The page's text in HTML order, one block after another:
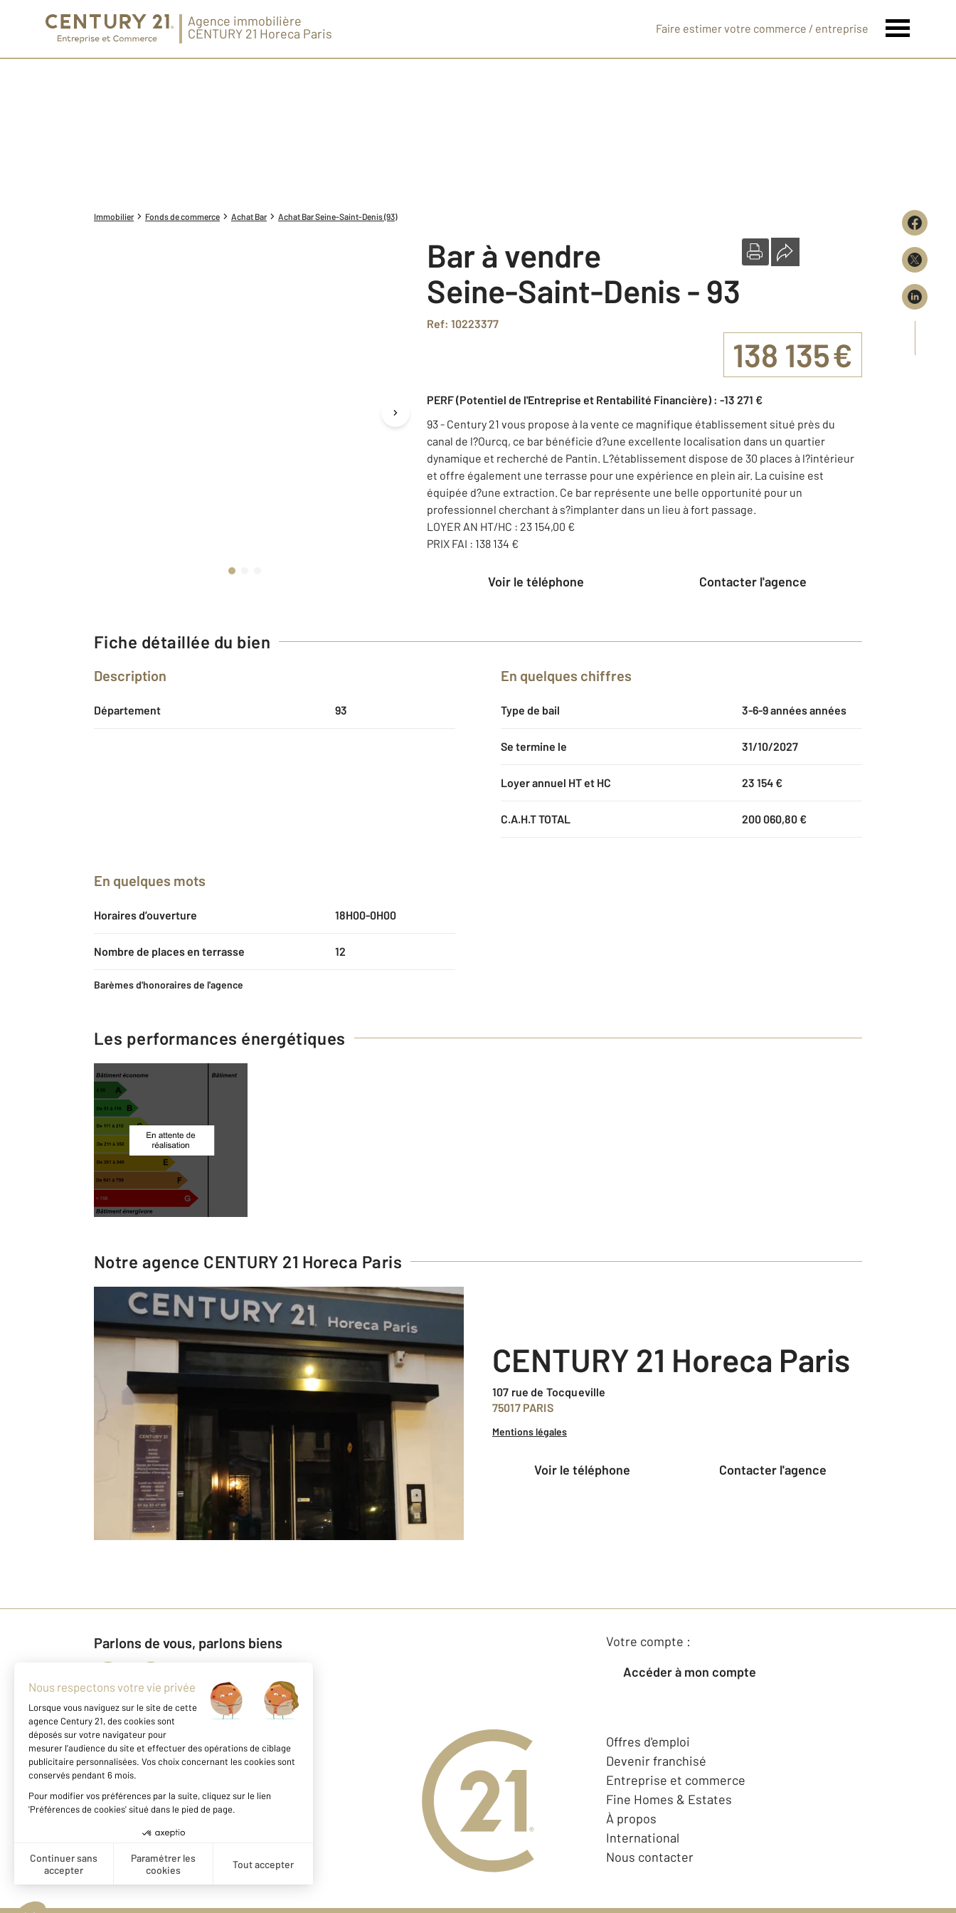
Agence immobilière
CENTURY 21 Horeca Paris
Faire estimer votre commerce / entreprise
Immobilier Fonds de commerce Achat Bar Achat Bar Seine-Saint-Denis (93)
Bar à vendre
Seine-Saint-Denis - 93
Ref: 10223377
138 135 €
PERF (Potentiel de l'Entreprise et Rentabilité Financière) : -13 271 €
93 - Century 21 vous propose à la vente ce magnifique établissement situé près du
canal de l?Ourcq, ce bar bénéficie d?une excellente localisation dans un quartier
dynamique et recherché de Pantin. L?établissement dispose de 30 places à l?intérieur
et offre également une terrasse pour une expérience en plein air. La cuisine est
équipée d?une extraction. Ce bar représente une belle opportunité pour un
professionnel cherchant à s?implanter dans un lieu à fort passage.
LOYER AN HT/HC : 23 154,00 €
PRIX FAI : 138 134 €
Voir le téléphone Contacter l'agence
Fiche détaillée du bien
Description
Département 93
En quelques chiffres
Type de bail 3-6-9 années années
Se termine le 31/10/2027
Loyer annuel HT et HC 23 154 €
C.A.H.T TOTAL 200 060,80 €
En quelques mots
Horaires d’ouverture 18H00-0H00
Nombre de places en terrasse 12
Barèmes d'honoraires de l'agence
Les performances énergétiques
Notre agence CENTURY 21 Horeca Paris
CENTURY 21 Horeca Paris
107 rue de Tocqueville
75017 PARIS
Mentions légales
voir le téléphone Contacter l'agence
Parlons de vous, parlons biens
Votre compte :
Accéder à mon compte
Offres d'emploi
Devenir franchisé
Entreprise et commerce
Fine Homes & Estates
À propos
International
Nous contacter